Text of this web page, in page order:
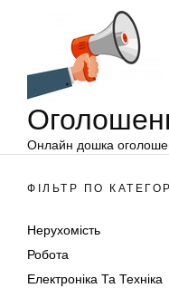
Онлайн дошка
ФІЛЬТР ПО
Нерухомість
Робота
Електроніка Та Техніка